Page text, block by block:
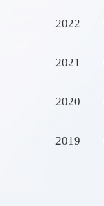
2022
2021
2020
2019